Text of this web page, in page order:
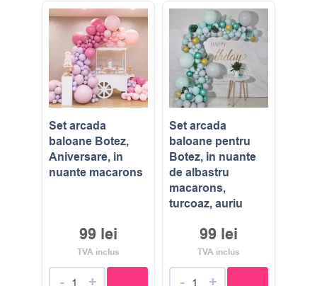
Set arcada
baloane Botez,
Aniversare, in
nuante macarons
99 lei
TVA inclus
Set arcada
baloane pentru
Botez, in nuante
de albastru
macarons,
turcoaz, auriu
99 lei
TVA inclus